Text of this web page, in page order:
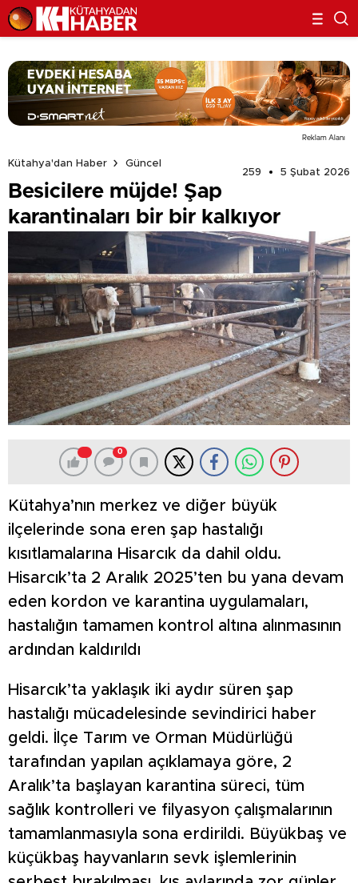
Reklam Alanı
Kütahya'dan Haber
Güncel
259
5 Şubat 2026
Besicilere müjde! Şap
karantinaları bir bir kalkıyor
0
Kütahya’nın merkez ve diğer büyük
ilçelerinde sona eren şap hastalığı
kısıtlamalarına Hisarcık da dahil oldu.
Hisarcık’ta 2 Aralık 2025’ten bu yana devam
eden kordon ve karantina uygulamaları,
hastalığın tamamen kontrol altına alınmasının
ardından kaldırıldı
Hisarcık’ta yaklaşık iki aydır süren şap
hastalığı mücadelesinde sevindirici haber
geldi. İlçe Tarım ve Orman Müdürlüğü
tarafından yapılan açıklamaya göre, 2
Aralık’ta başlayan karantina süreci, tüm
sağlık kontrolleri ve filyasyon çalışmalarının
tamamlanmasıyla sona erdirildi. Büyükbaş ve
küçükbaş hayvanların sevk işlemlerinin